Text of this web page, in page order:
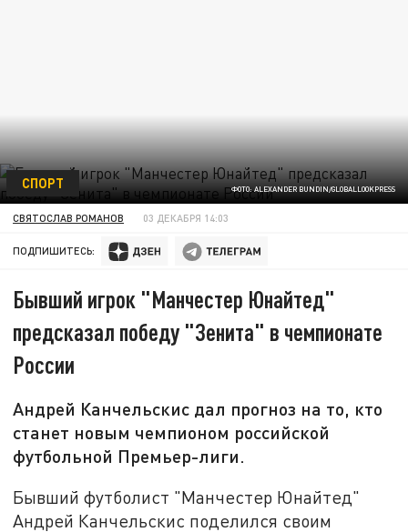
ФОТО: ALEXANDER BUNDIN/GLOBALLOOKPRESS
СПОРТ
СВЯТОСЛАВ РОМАНОВ 03 ДЕКАБРЯ 14:03
ПОДПИШИТЕСЬ:
Бывший игрок "Манчестер Юнайтед"
предсказал победу "Зенита" в чемпионате
России
Андрей Канчельскис дал прогноз на то, кто
станет новым чемпионом российской
футбольной Премьер-лиги.
Бывший футболист "Манчестер Юнайтед"
Андрей Канчельскис поделился своим